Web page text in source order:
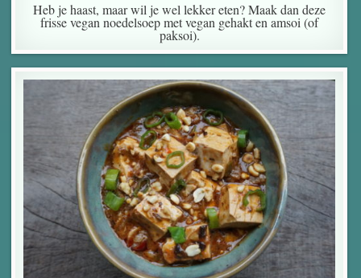
Heb je haast, maar wil je wel lekker eten? Maak dan deze
frisse vegan noedelsoep met vegan gehakt en amsoi (of
paksoi).